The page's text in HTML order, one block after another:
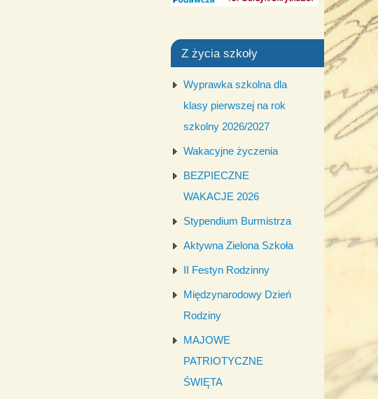
Z życia szkoły
Wyprawka szkolna dla
klasy pierwszej na rok
szkolny 2026/2027
Wakacyjne życzenia
BEZPIECZNE
WAKACJE 2026
Stypendium Burmistrza
Aktywna Zielona Szkoła
II Festyn Rodzinny
Międzynarodowy Dzień
Rodziny
MAJOWE
PATRIOTYCZNE
ŚWIĘTA